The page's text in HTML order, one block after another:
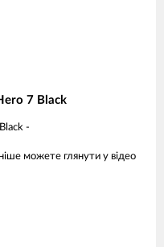
7 Black
-
можете глянути у відео